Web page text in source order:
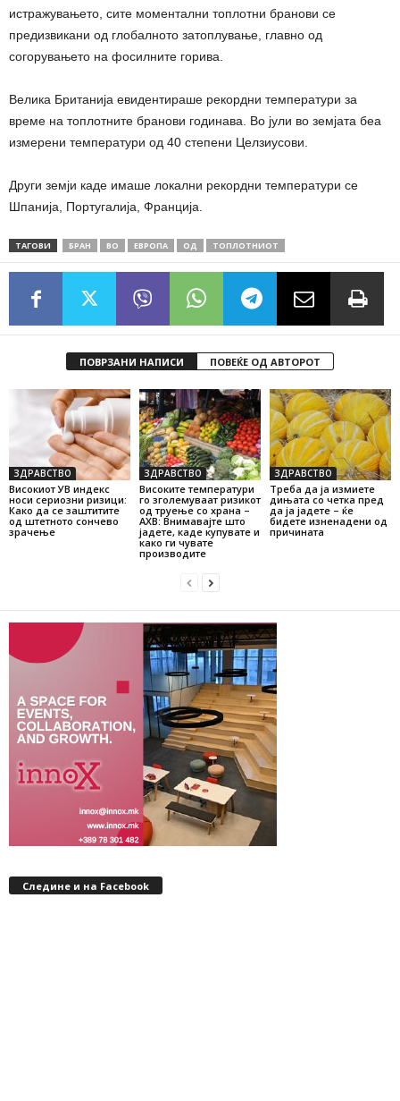
истражувањето, сите моментални топлотни бранови се
предизвикани од глобалното затоплување, главно од
согорувањето на фосилните горива.
Велика Британија евидентираше рекордни температури за
време на топлотните бранови годинава. Во јули во земјата беа
измерени температури од 40 степени Целзиусови.
Други земји каде имаше локални рекордни температури се
Шпанија, Португалија, Франција.
ТАГОВИ БРАН ВО ЕВРОПА ОД ТОПЛОТНИОТ
ПОВРЗАНИ НАПИСИ ПОВЕЌЕ ОД АВТОРОТ
ЗДРАВСТВО
Високиот УВ индекс
носи сериозни ризици:
Како да се заштитите
од штетното сончево
зрачење
ЗДРАВСТВО
Високите температури
го зголемуваат ризикот
од труење со храна –
АХВ: Внимавајте што
јадете, каде купувате и
како ги чувате
производите
ЗДРАВСТВО
Треба да ја измиете
дињата со четка пред
да ја јадете – ќе
бидете изненадени од
причината
Следине и на Facebook